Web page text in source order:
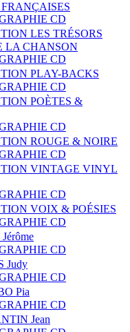
CD
LES TRÉSORS
LA CHANSON
CD
PLAY-BACKS
CD
POÈTES &
CD
ROUGE & NOIRE
CD
VINTAGE VINYL
CD
VOIX & POÉSIES
CD
CD
Judy
CD
Pia
CD
Jean